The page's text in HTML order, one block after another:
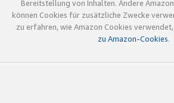
Bereitstellung von Inhalten. Andere
können Cookies für zusätzliche Zwecke
zu erfahren, wie Amazon Cookies
zu Amazon-Cookies.